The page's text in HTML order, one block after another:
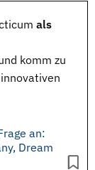
als
komm zu
an:
Dream